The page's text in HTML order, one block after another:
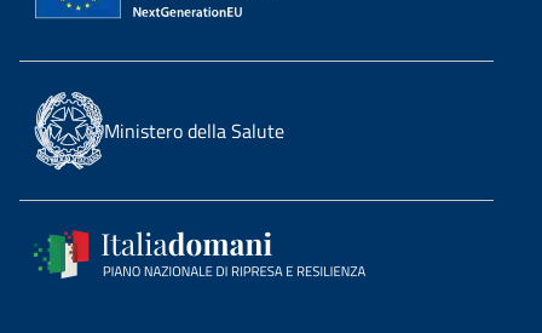
Ministero della Salute